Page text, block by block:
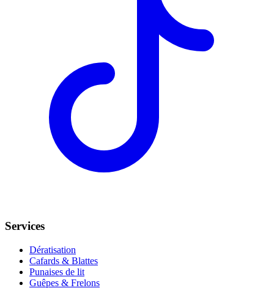
Services
Dératisation
Cafards & Blattes
Punaises de lit
Guêpes & Frelons